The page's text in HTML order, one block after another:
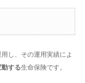
し、その運用実績によ
する生命保険です。